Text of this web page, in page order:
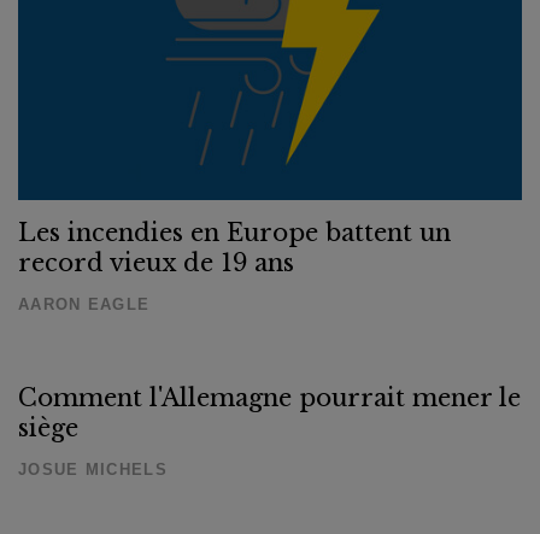
Les incendies en Europe battent un
record vieux de 19 ans
AARON EAGLE
Comment l'Allemagne pourrait mener le
siège
JOSUE MICHELS